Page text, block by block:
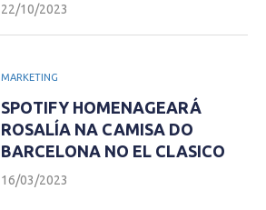
22/10/2023
MARKETING
SPOTIFY HOMENAGEARÁ
ROSALÍA NA CAMISA DO
BARCELONA NO EL CLASICO
16/03/2023